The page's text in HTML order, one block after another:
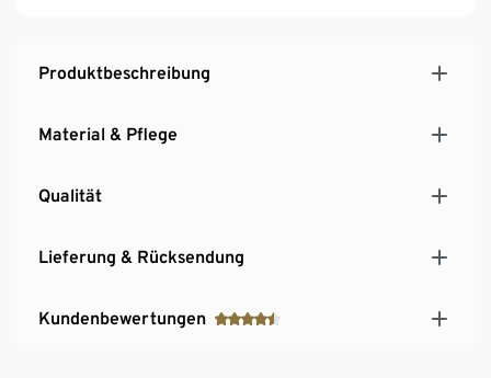
Produktbeschreibung
Material & Pflege
Qualität
Lieferung & Rücksendung
Kundenbewertungen